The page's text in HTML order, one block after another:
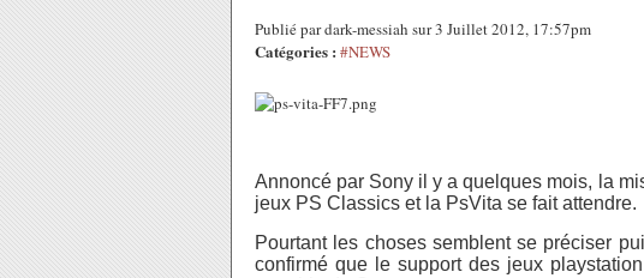
Publié par dark-messiah sur 3 Juillet 2012, 17:57pm
Catégories : #NEWS
Annoncé par Sony il y a quelques mois, la
jeux PS Classics et la PsVita se fait attendre.
Pourtant les choses semblent se préciser
confirmé que le support des jeux